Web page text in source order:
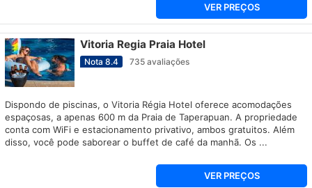
VER PREÇOS
Vitoria Regia Praia Hotel
Nota 8.4 735 avaliações
Dispondo de piscinas, o Vitoria Régia Hotel oferece acomodações
espaçosas, a apenas 600 m da Praia de Taperapuan. A propriedade
conta com WiFi e estacionamento privativo, ambos gratuitos. Além
disso, você pode saborear o buffet de café da manhã. Os ...
VER PREÇOS